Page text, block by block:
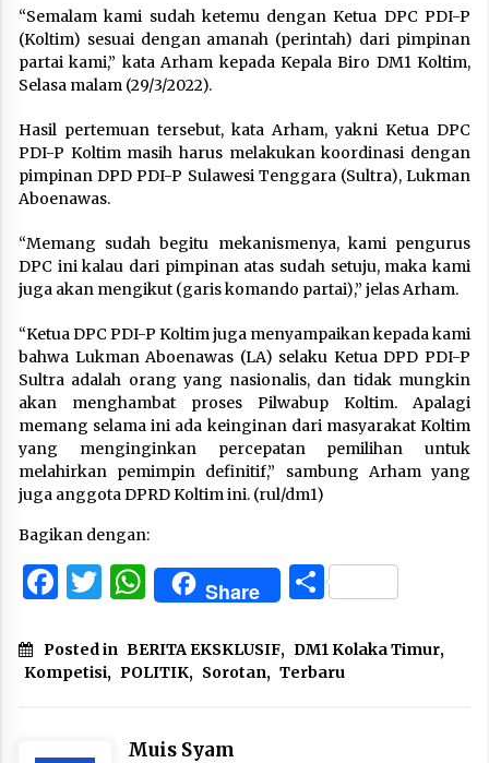
“Semalam kami sudah ketemu dengan Ketua DPC PDI-P
(Koltim) sesuai dengan amanah (perintah) dari pimpinan
partai kami,” kata Arham kepada Kepala Biro DM1 Koltim,
Selasa malam (29/3/2022).
Hasil pertemuan tersebut, kata Arham, yakni Ketua DPC
PDI-P Koltim masih harus melakukan koordinasi dengan
pimpinan DPD PDI-P Sulawesi Tenggara (Sultra), Lukman
Aboenawas.
“Memang sudah begitu mekanismenya, kami pengurus
DPC ini kalau dari pimpinan atas sudah setuju, maka kami
juga akan mengikut (garis komando partai),” jelas Arham.
“Ketua DPC PDI-P Koltim juga menyampaikan kepada kami
bahwa Lukman Aboenawas (LA) selaku Ketua DPD PDI-P
Sultra adalah orang yang nasionalis, dan tidak mungkin
akan menghambat proses Pilwabup Koltim. Apalagi
memang selama ini ada keinginan dari masyarakat Koltim
yang menginginkan percepatan pemilihan untuk
melahirkan pemimpin definitif,” sambung Arham yang
juga anggota DPRD Koltim ini. (rul/dm1)
Bagikan dengan:
Facebook
Twitter
WhatsApp
Share Share
Posted in BERITA EKSKLUSIF, DM1 Kolaka Timur,
Kompetisi, POLITIK, Sorotan, Terbaru
Muis Syam